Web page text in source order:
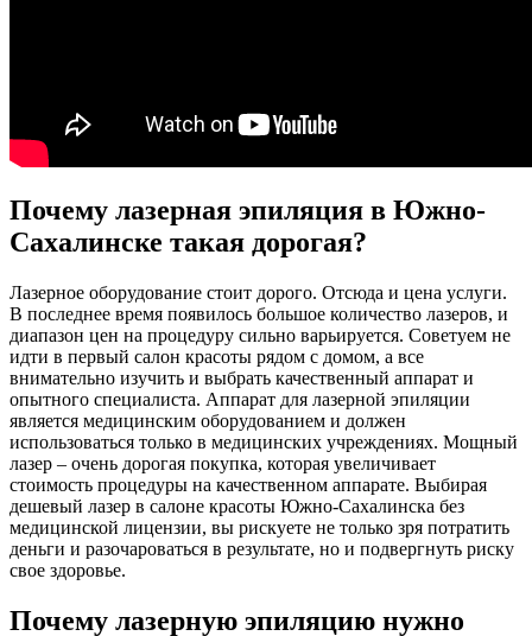
Почему лазерная эпиляция в Южно-
Сахалинске такая дорогая?
Лазерное оборудование стоит дорого. Отсюда и цена услуги.
В последнее время появилось большое количество лазеров, и
диапазон цен на процедуру сильно варьируется. Советуем не
идти в первый салон красоты рядом с домом, а все
внимательно изучить и выбрать качественный аппарат и
опытного специалиста. Аппарат для лазерной эпиляции
является медицинским оборудованием и должен
использоваться только в медицинских учреждениях. Мощный
лазер – очень дорогая покупка, которая увеличивает
стоимость процедуры на качественном аппарате. Выбирая
дешевый лазер в салоне красоты Южно-Сахалинска без
медицинской лицензии, вы рискуете не только зря потратить
деньги и разочароваться в результате, но и подвергнуть риску
свое здоровье.
Почему лазерную эпиляцию нужно